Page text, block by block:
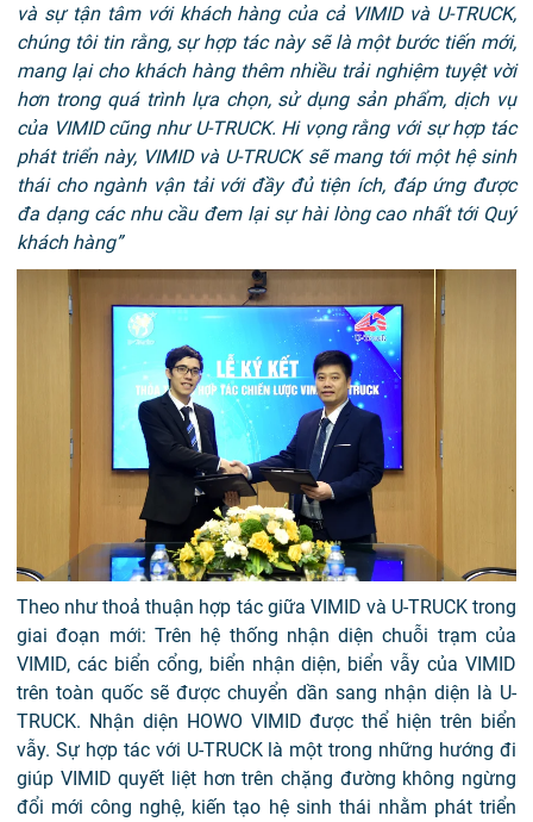
và sự tận tâm với khách hàng của cả VIMID và U-TRUCK,
chúng tôi tin rằng, sự hợp tác này sẽ là một bước tiến mới,
mang lại cho khách hàng thêm nhiều trải nghiệm tuyệt vời
hơn trong quá trình lựa chọn, sử dụng sản phẩm, dịch vụ
của VIMID cũng như U-TRUCK. Hi vọng rằng với sự hợp tác
phát triển này, VIMID và U-TRUCK sẽ mang tới một hệ sinh
thái cho ngành vận tải với đầy đủ tiện ích, đáp ứng được
đa dạng các nhu cầu đem lại sự hài lòng cao nhất tới Quý
khách hàng”
Theo như thoả thuận hợp tác giữa VIMID và U-TRUCK trong
giai đoạn mới: Trên hệ thống nhận diện chuỗi trạm của
VIMID, các biển cổng, biển nhận diện, biển vẫy của VIMID
trên toàn quốc sẽ được chuyển dần sang nhận diện là U-
TRUCK. Nhận diện HOWO VIMID được thể hiện trên biển
vẫy. Sự hợp tác với U-TRUCK là một trong những hướng đi
giúp VIMID quyết liệt hơn trên chặng đường không ngừng
đổi mới công nghệ, kiến tạo hệ sinh thái nhằm phát triển